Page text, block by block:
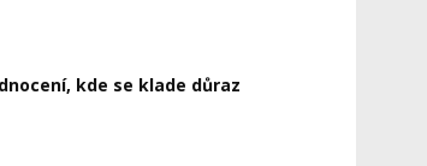
kde se klade důraz